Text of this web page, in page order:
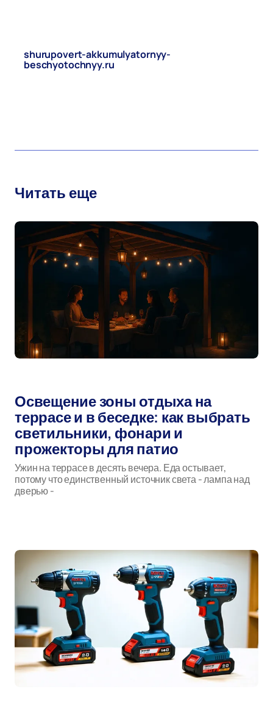
shurupovert-akkumulyatornyy-
beschyotochnyy.ru
Читать еще
Освещение зоны отдыха на
террасе и в беседке: как выбрать
светильники, фонари и
прожекторы для патио
Ужин на террасе в десять вечера. Еда остывает,
потому что единственный источник света - лампа над
дверью -